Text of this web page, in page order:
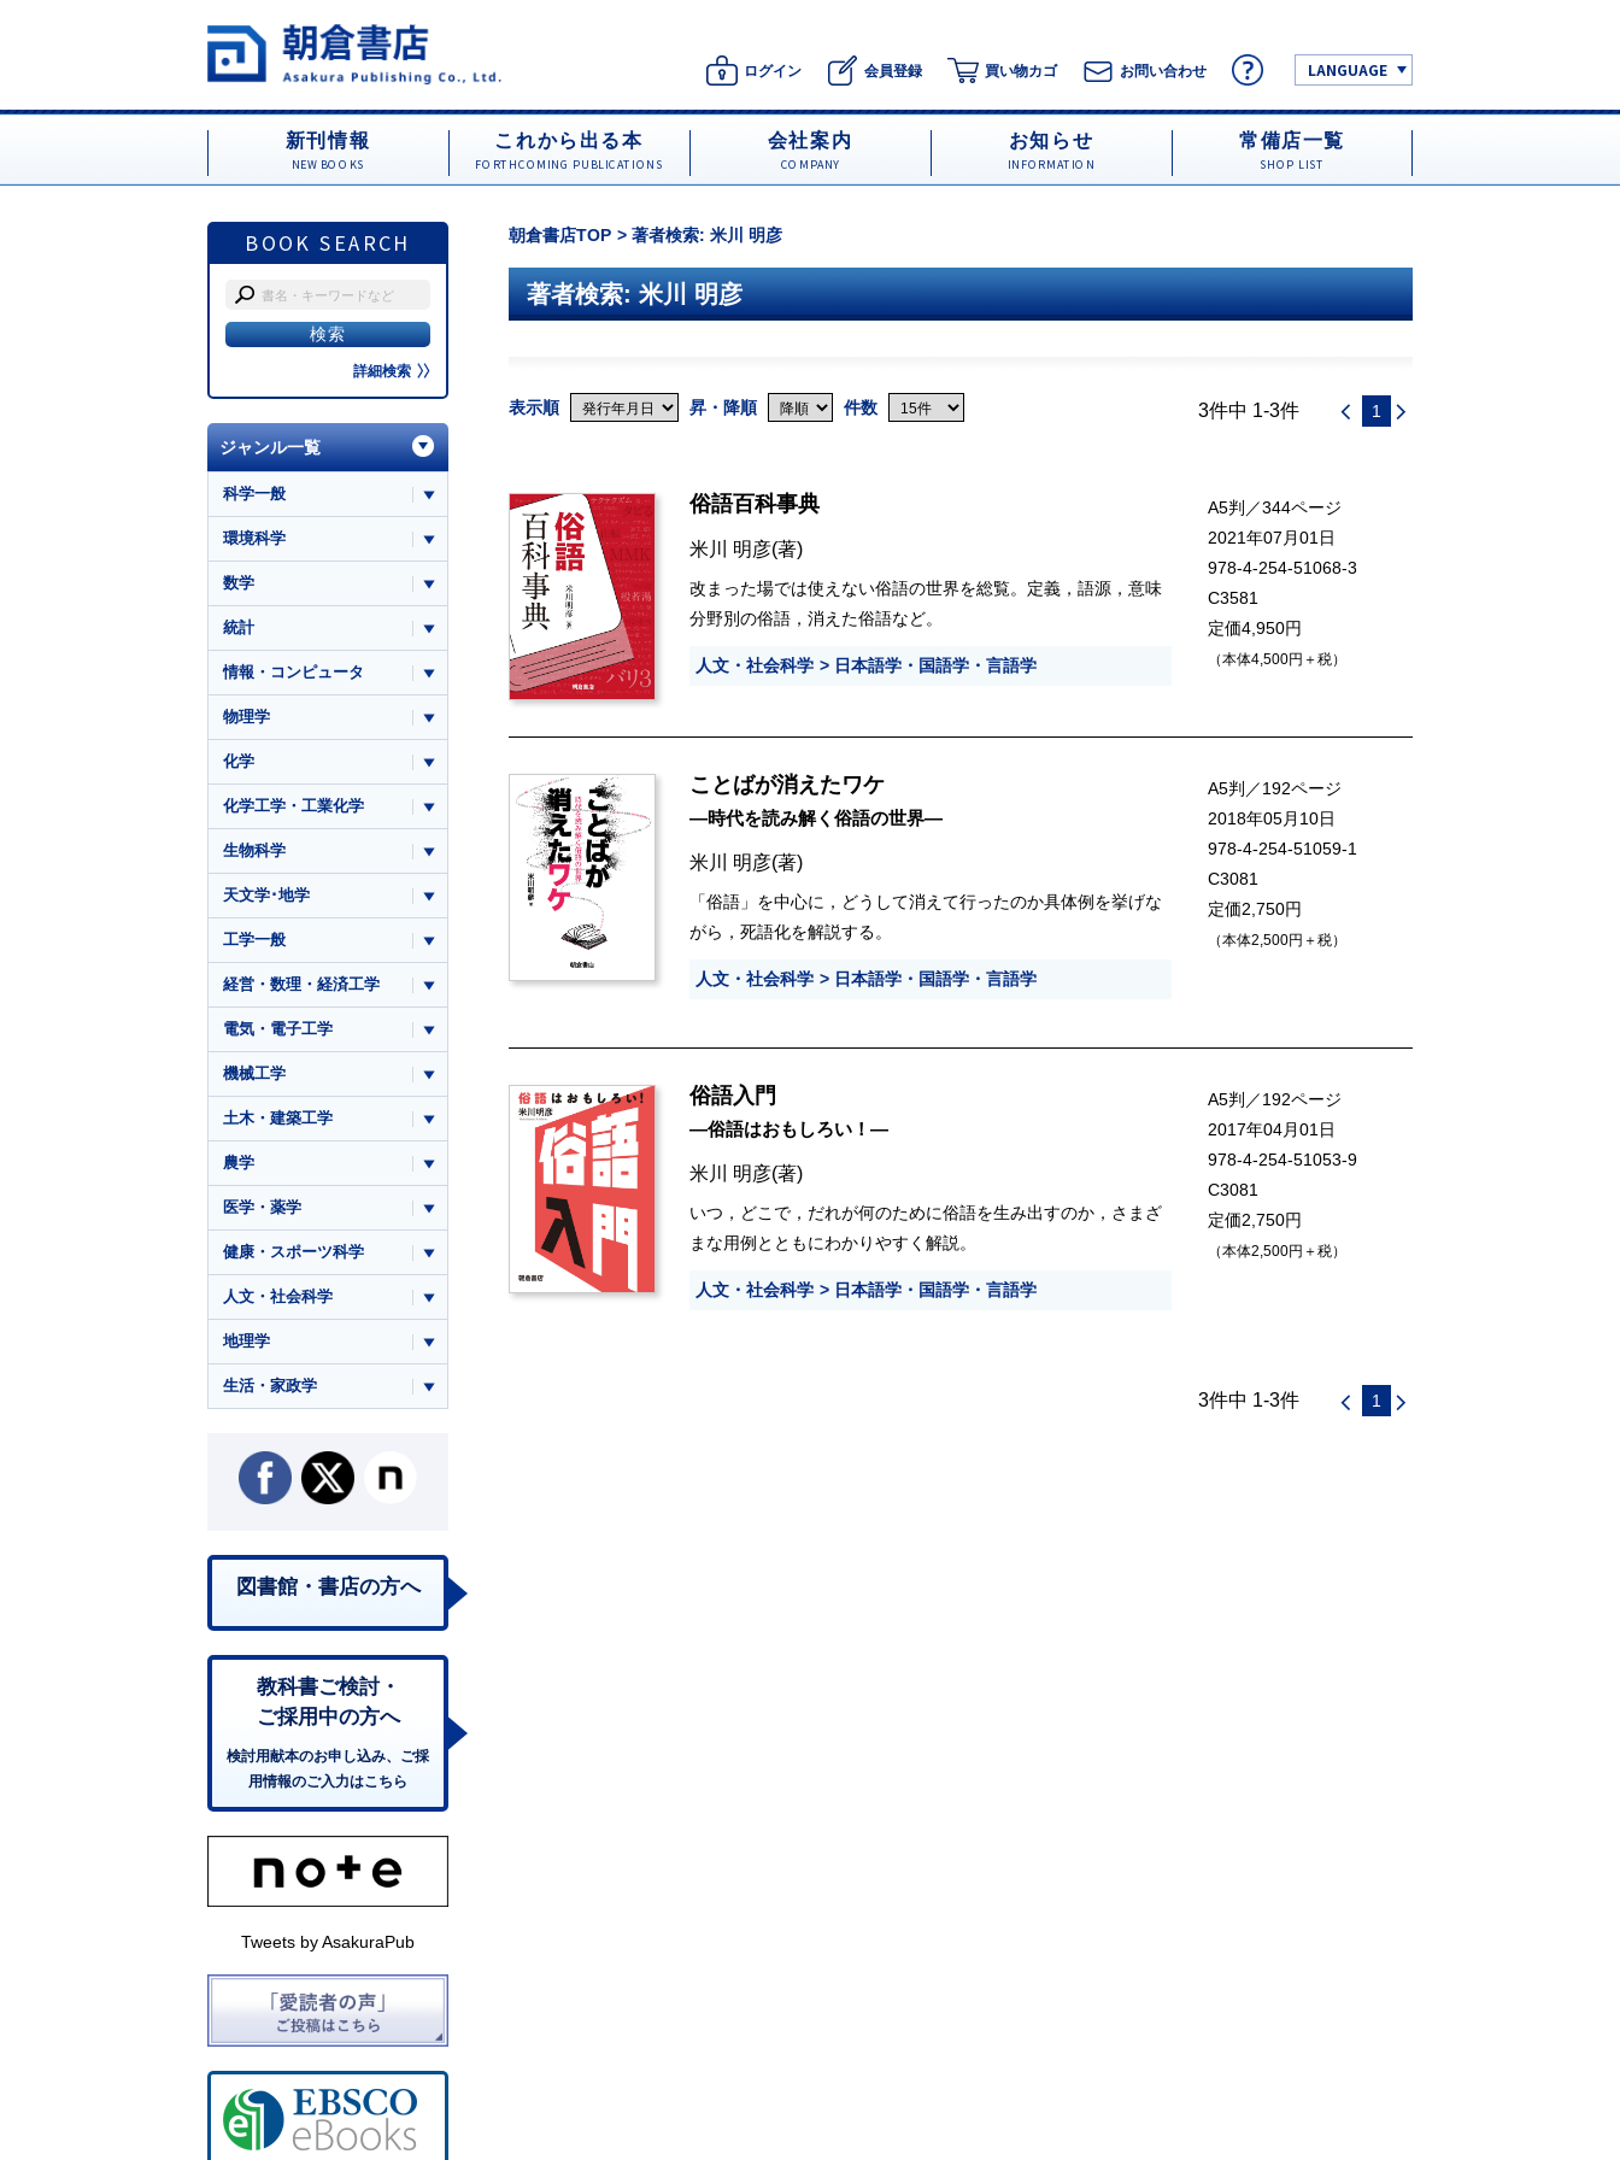
ログイン 会員登録 買い物カゴ お問い合わせ LANGUAGE
新刊情報
NEW BOOKS
これから出る本
FORTHCOMING PUBLICATIONS
会社案内
COMPANY
お知らせ
INFORMATION
常備店一覧
SHOP LIST
BOOK SEARCH
詳細検索
朝倉書店TOP 著者検索: 米川 明彦
著者検索: 米川 明彦
表示順 昇・降順 件数 3件中 1-3件 1
俗語百科事典
米川 明彦(著)
改まった場では使えない俗語の世界を総覧。定義，語源，意味
分野別の俗語，消えた俗語など。
人文・社会科学 日本語学・国語学・言語学
A5判／344ページ
2021年07月01日
978-4-254-51068-3
C3581
定価4,950円
（本体4,500円＋税）
ことばが消えたワケ
―時代を読み解く俗語の世界―
米川 明彦(著)
「俗語」を中心に，どうして消えて行ったのか具体例を挙げな
がら，死語化を解説する。
人文・社会科学 日本語学・国語学・言語学
A5判／192ページ
2018年05月10日
978-4-254-51059-1
C3081
定価2,750円
（本体2,500円＋税）
俗語入門
―俗語はおもしろい！―
米川 明彦(著)
いつ，どこで，だれが何のために俗語を生み出すのか，さまざ
まな用例とともにわかりやすく解説。
人文・社会科学 日本語学・国語学・言語学
A5判／192ページ
2017年04月01日
978-4-254-51053-9
C3081
定価2,750円
（本体2,500円＋税）
3件中 1-3件 1
ジャンル一覧
科学一般
環境科学
数学
統計
情報・コンピュータ
物理学
化学
化学工学・工業化学
生物科学
天文学･地学
工学一般
経営・数理・経済工学
電気・電子工学
機械工学
土木・建築工学
農学
医学・薬学
健康・スポーツ科学
人文・社会科学
地理学
生活・家政学
図書館・書店の方へ
教科書ご検討・
ご採用中の方へ
検討用献本のお申し込み、ご採
用情報のご入力はこちら
Tweets by AsakuraPub